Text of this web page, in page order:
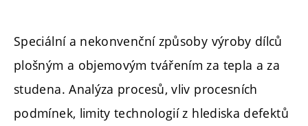
Speciální a nekonvenční způsoby výroby dílců
plošným a objemovým tvářením za tepla a za
studena. Analýza procesů, vliv procesních
podmínek, limity technologií z hlediska defektů